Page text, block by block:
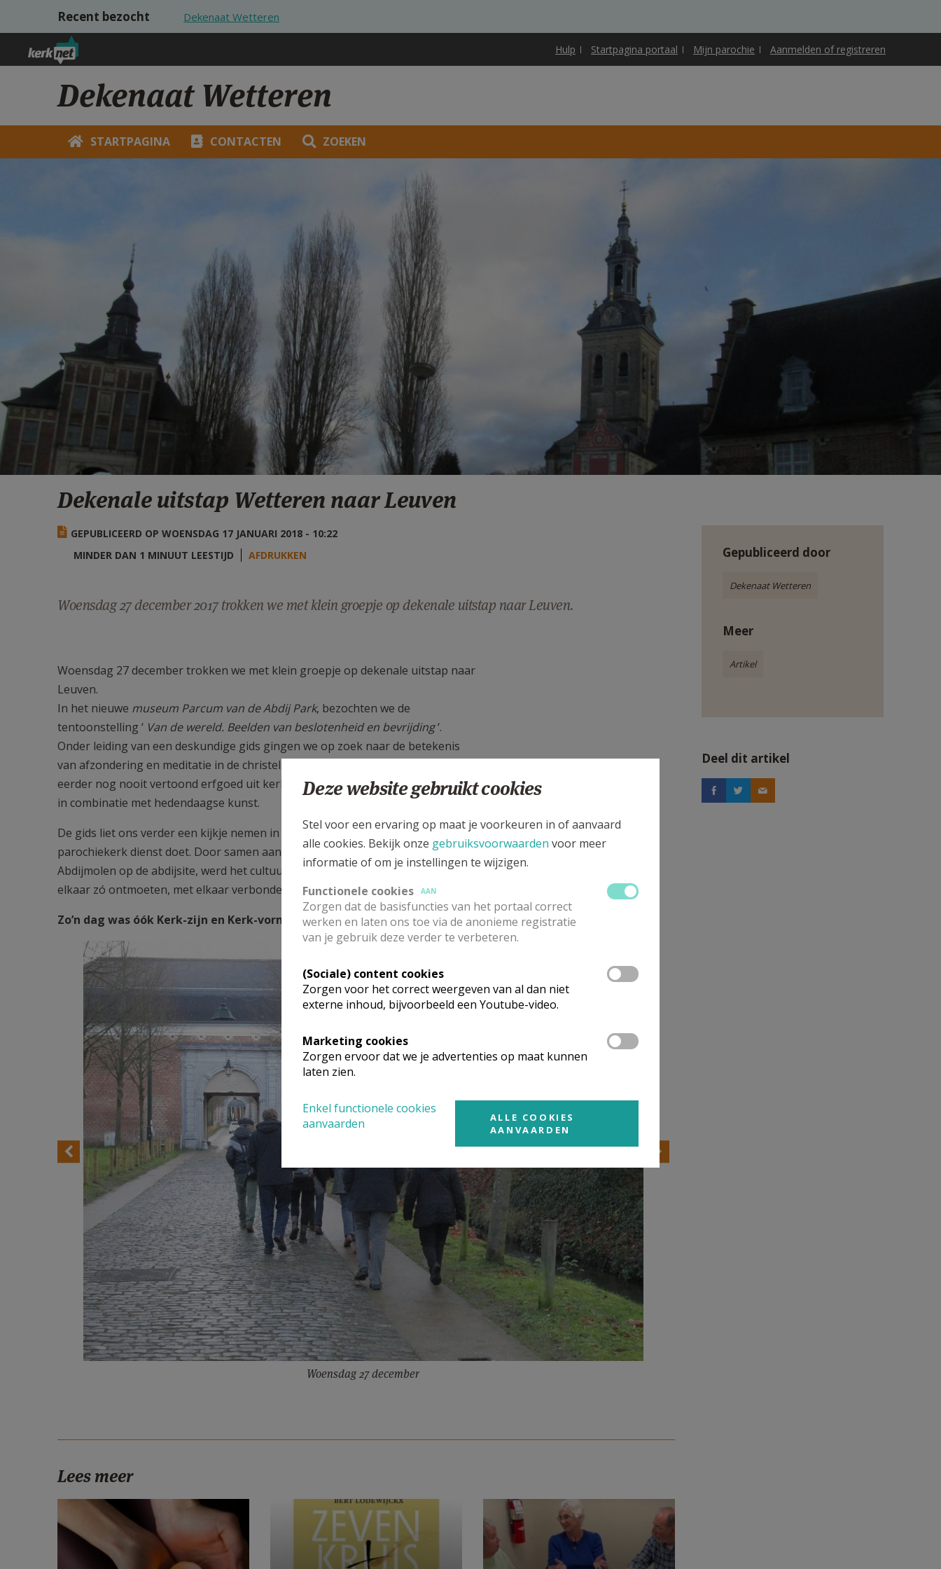
Overslaan en naar de inhoud gaan
Recent bezocht Dekenaat Wetteren
Hulp Startpagina portaal Mijn parochie Aanmelden of registreren
Dekenaat Wetteren
STARTPAGINA CONTACTEN ZOEKEN
Dekenale uitstap Wetteren naar Leuven
GEPUBLICEERD OP WOENSDAG 17 JANUARI 2018 - 10:22
MINDER DAN 1 MINUUT LEESTIJD
AFDRUKKEN
Woensdag 27 december 2017 trokken we met klein groepje op dekenale uitstap naar Leuven.
Woensdag 27 december trokken we met klein groepje op dekenale uitstap naar
Leuven.
In het nieuwe museum Parcum van de Abdij Park, bezochten we de
tentoonstelling ‘ Van de wereld. Beelden van beslotenheid en bevrijding‘.
Onder leiding van een deskundige gids gingen we op zoek naar de betekenis
van afzondering en meditatie in de christelijke geloofscultuur. We konden
eerder nog nooit vertoond erfgoed uit kerken, abdijen en kloosters ontdekken,
in combinatie met hedendaagse kunst.
De gids liet ons verder een kijkje nemen in het kloosterpand, de kapittelzaal en de abdijkerk die vandaag als
parochiekerk dienst doet. Door samen aan tafel te gaan in het restaurant De
Abdijmolen op de abdijsite, werd het cultuur-historische, het religieuze én het
elkaar zó ontmoeten, met elkaar verbonden.
Zo’n dag was óók Kerk-zijn en Kerk-vormen !
Woensdag 27 december
Gepubliceerd door
Dekenaat Wetteren
Meer
Artikel
Deel dit artikel
Lees meer
Deze website gebruikt cookies
Stel voor een ervaring op maat je voorkeuren in of aanvaard
alle cookies. Bekijk onze gebruiksvoorwaarden voor meer
informatie of om je instellingen te wijzigen.
Functionele cookies
AAN
Zorgen dat de basisfuncties van het portaal correct
werken en laten ons toe via de anonieme registratie
van je gebruik deze verder te verbeteren.
(Sociale) content cookies
Zorgen voor het correct weergeven van al dan niet
externe inhoud, bijvoorbeeld een Youtube-video.
Marketing cookies
Zorgen ervoor dat we je advertenties op maat kunnen
laten zien.
Enkel functionele cookies
aanvaarden
ALLE COOKIES
AANVAARDEN